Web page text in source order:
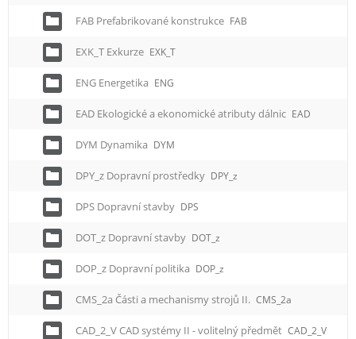
FAB Prefabrikované konstrukce FAB
EXK_T Exkurze EXK_T
ENG Energetika ENG
EAD Ekologické a ekonomické atributy dálnic EAD
DYM Dynamika DYM
DPY_z Dopravní prostředky DPY_z
DPS Dopravní stavby DPS
DOT_z Dopravní stavby DOT_z
DOP_z Dopravní politika DOP_z
CMS_2a Části a mechanismy strojů II. CMS_2a
CAD_2_V CAD systémy II - volitelný předmět CAD_2_V